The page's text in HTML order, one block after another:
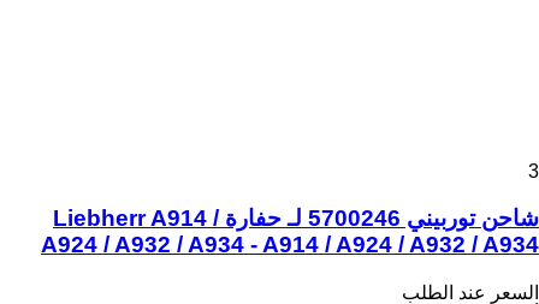
3
شاحن توربيني 5700246 لـ حفارة Liebherr A914 /
A924 / A932 / A934 - A914 / A924 / A932 / A934
السعر عند الطلب